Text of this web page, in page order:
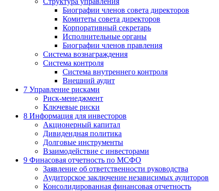
Биографии членов совета директоров
Комитеты совета директоров
Корпоративный секретарь
Исполнительные органы
Биографии членов правления
Система вознаграждения
Система контроля
Система внутреннего контроля
Внешний аудит
7 Управление рисками
Риск-менеджмент
Ключевые риски
8 Информация для инвесторов
Акционерный капитал
Дивидендная политика
Долговые инструменты
Взаимодействие с инвеcторами
9 Финасовая отчетность по МСФО
Заявление об ответственности руководства
Аудиторское заключение независимых аудиторов
Консолидированная финансовая отчетность